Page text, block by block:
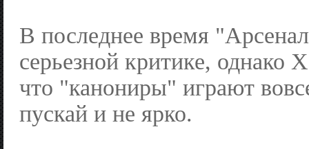
В последнее время
серьезной критике, однако
что "канониры" играют
пускай и не ярко.